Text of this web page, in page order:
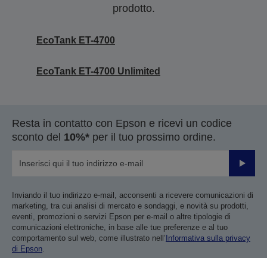
prodotto.
EcoTank ET-4700
EcoTank ET-4700 Unlimited
Resta in contatto con Epson e ricevi un codice
sconto del 10%* per il tuo prossimo ordine.
Invia
Inviando il tuo indirizzo e-mail, acconsenti a ricevere comunicazioni di
marketing, tra cui analisi di mercato e sondaggi, e novità su prodotti,
eventi, promozioni o servizi Epson per e-mail o altre tipologie di
comunicazioni elettroniche, in base alle tue preferenze e al tuo
comportamento sul web, come illustrato nell’ Informativa sulla privacy
di Epson.